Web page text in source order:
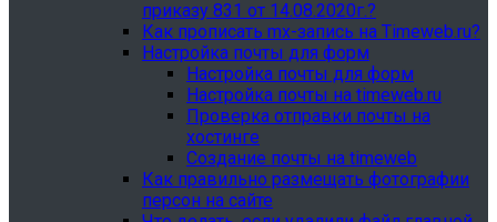
приказу 831 от 14.08.2020г.?
Как прописать mx-запись на Timeweb.ru?
Настройка почты для форм
Настройка почты для форм
Настройка почты на timeweb.ru
Проверка отправки почты на
хостинге
Создание почты на timeweb
Как правильно размещать фотографии
персон на сайте